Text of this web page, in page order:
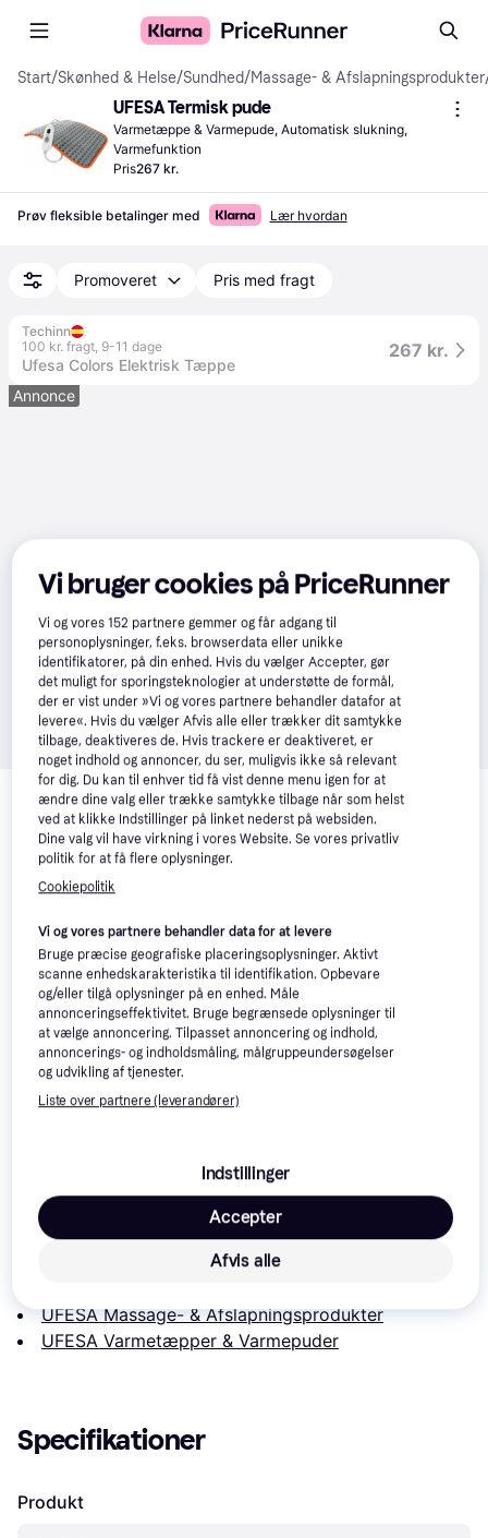
Start/Skønhed & Helse/Sundhed/Massage- & Afslapningsprodukter
UFESA Termisk pude
Varmetæppe & Varmepude, Automatisk slukning,
Varmefunktion
Pris267 kr.
Prøv fleksible betalinger med Lær hvordan
Promoveret Pris med fragt
Techinn
100 kr. fragt, 9-11 dage
Ufesa Colors Elektrisk Tæppe
267 kr.
Annonce
Relaterede produkter
Se vores forslag til andre produkter, der matcher dine
interesser. Vis alle
Beurer HK 48
Cosy
4.4
495 kr.
Varmepude
Læs om produktet
Laveste pris for UFESA Termisk pude er 267 kr.. Det er
den bedste pris lige nu hos 1 butik.
UFESA Massage- & Afslapningsprodukter
UFESA Varmetæpper & Varmepuder
Specifikationer
Produkt
Vi bruger cookies på PriceRunner
Vi og vores152 partnere gemmer og får adgang til
personoplysninger, f.eks. browserdata eller unikke
identifikatorer, på din enhed. Hvis du vælger Accepter, gør
det muligt for sporingsteknologier at understøtte de formål,
der er vist under »Vi og vores partnere behandler datafor at
levere«. Hvis du vælger Afvis alle eller trækker dit samtykke
tilbage, deaktiveres de. Hvis trackere er deaktiveret, er
noget indhold og annoncer, du ser, muligvis ikke så relevant
for dig. Du kan til enhver tid få vist denne menu igen for at
ændre dine valg eller trække samtykke tilbage når som helst
ved at klikke Indstillinger på linket nederst på websiden.
Dine valg vil have virkning i vores Website. Se vores privatliv
politik for at få flere oplysninger.
Cookiepolitik
Vi og vores partnere behandler data for at levere
Bruge præcise geografiske placeringsoplysninger. Aktivt
scanne enhedskarakteristika til identifikation. Opbevare
og/eller tilgå oplysninger på en enhed. Måle
annonceringseffektivitet. Bruge begrænsede oplysninger til
at vælge annoncering. Tilpasset annoncering og indhold,
annoncerings- og indholdsmåling, målgruppeundersøgelser
og udvikling af tjenester.
Liste over partnere (leverandører)
Indstillinger
Afvis alle
Accepter